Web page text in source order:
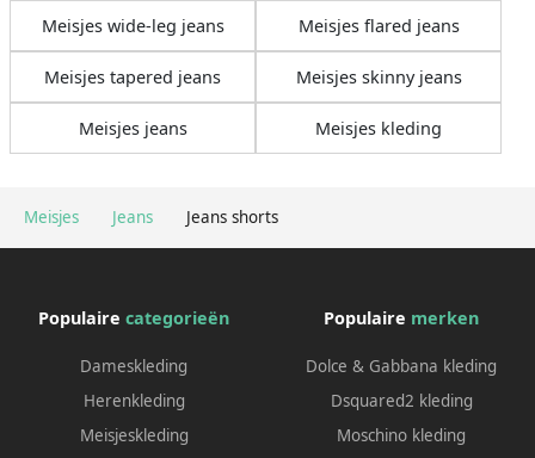
Meisjes Jeans Jeans shorts
Meisjes wide-leg jeans Meisjes flared jeans
Meisjes tapered jeans Meisjes skinny jeans
Meisjes jeans Meisjes kleding
Populaire categorieën
Dameskleding
Herenkleding
Meisjeskleding
Populaire merken
Dolce & Gabbana kleding
Dsquared2 kleding
Moschino kleding